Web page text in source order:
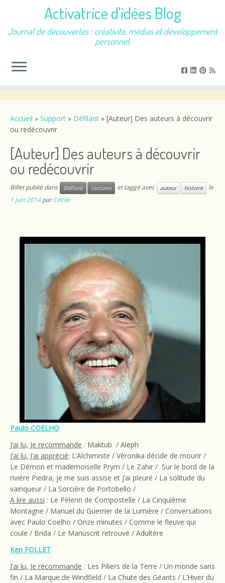
contenu
Activatrice d'idées Blog
Journal de découvertes : créativité, médias et développement
personnel.
Accueil » Support » Défilant » [Auteur] Des auteurs à découvrir
ou redécouvrir
[Auteur] Des auteurs à découvrir
ou redécouvrir
Billet publié dans Défilant Lectures et taggé avec auteur histoire
le
1 juin 2014 parCécile
Paulo COELHO
J’ai lu, Je recommande : Maktub / Aleph
J’ai lu, J’ai apprécié: L’Alchimiste / Véronika décide de mourir /
Le Démon et mademoiselle Prym / Le Zahir / Sur le bord de la
rivière Piedra, je me suis assise et j’ai pleuré / La solitude du
vainqueur / La Sorcière de Portobello /
A lire aussi : Le Pèlerin de Compostelle / La Cinquième
Montagne / Manuel du Guerrier de la Lumière / Conversations
avec Paulo Coelho / Onze minutes / Comme le fleuve qui
coule / Brida / Le Manuscrit retrouvé / Adultère
Ken FOLLET
J’ai lu, Je recommande : Les Piliers de la Terre / Un monde sans
fin / La Marque de Windfield / La Chute des Géants / L’Hiver du